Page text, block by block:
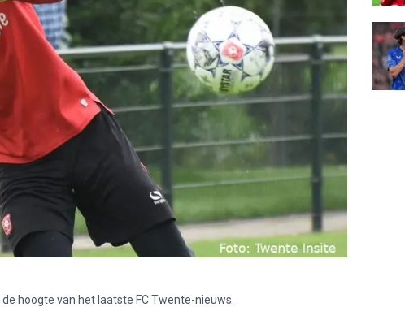
hoogte van het laatste FC Twente-nieuws.